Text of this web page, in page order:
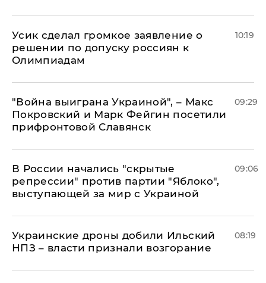
Усик сделал громкое заявление о
решении по допуску россиян к
Олимпиадам
10:19
"Война выиграна Украиной", – Макс
Покровский и Марк Фейгин посетили
прифронтовой Славянск
09:29
В России начались "скрытые
репрессии" против партии "Яблоко",
выступающей за мир с Украиной
09:06
Украинские дроны добили Ильский
НПЗ – власти признали возгорание
08:19